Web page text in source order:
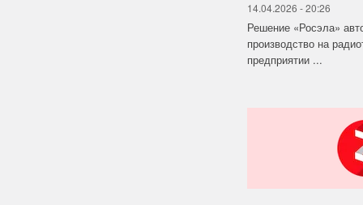
14.04.2026 - 20:26
Решение «Росэла»
производство на
предприятии ...